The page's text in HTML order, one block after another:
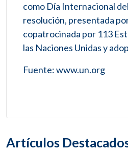
como Día Internacional
resolución, presentada
copatrocinada por 113
las Naciones Unidas y
Fuente: www.un.org
Artículos